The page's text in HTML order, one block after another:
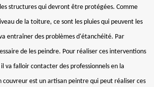
structures qui devront être protégées. Comme
de la toiture, ce sont les pluies qui peuvent les
entraîner des problèmes d'étanchéité. Par
de les peindre. Pour réaliser ces interventions
va falloir contacter des professionnels en la
est un artisan peintre qui peut réaliser ces